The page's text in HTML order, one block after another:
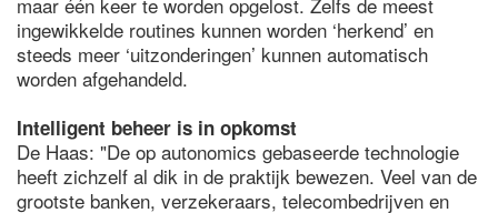
ingewikkelde routines kunnen worden ‘herkend’ en
steeds meer ‘uitzonderingen’ kunnen automatisch
worden afgehandeld.
Intelligent beheer is in opkomst
De Haas: "De op autonomics gebaseerde technologie
heeft zichzelf al dik in de praktijk bewezen. Veel van de
grootste banken, verzekeraars, telecombedrijven en